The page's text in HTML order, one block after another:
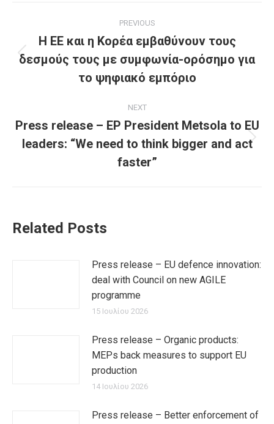
navigation
PREVIOUS
Previous
post:
Η ΕΕ και η Κορέα εμβαθύνουν τους
δεσμούς τους με συμφωνία-ορόσημο για
το ψηφιακό εμπόριο
NEXT
Next
post:
Press release – EP President Metsola to EU
leaders: “We need to think bigger and act
faster”
Related Posts
Press release – EU defence innovation:
deal with Council on new AGILE
programme
15 Ιουλίου 2026
Press release – Organic products:
MEPs back measures to support EU
production
14 Ιουλίου 2026
Press release – Better enforcement of